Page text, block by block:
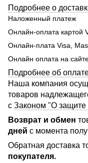
Подробнее о
Наложенный платеж
Онлайн-оплата картой
Онлайн-плата Visa,
Онлайн оплата на
Подробнее об
Наша компания
товаров
с Законом "О защите
Возврат и обмен
дней с момента
Обратная доставка
покупателя.